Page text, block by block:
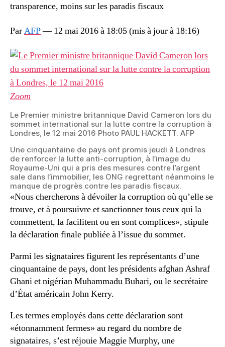
transparence, moins sur les paradis fiscaux
ParAFP—12 mai 2016 à 18:05(mis à jour à 18:16)
Zoom
Le Premier ministre britannique David Cameron lors du
sommet international sur la lutte contre la corruption à
Londres, le 12 mai 2016 Photo PAUL HACKETT. AFP
Une cinquantaine de pays ont promis jeudi à Londres
de renforcer la lutte anti-corruption, à l’image du
Royaume-Uni qui a pris des mesures contre l’argent
sale dans l’immobilier, les ONG regrettant néanmoins le
manque de progrès contre les paradis fiscaux.
«Nous chercherons à dévoiler la corruption où qu’elle se
trouve, et à poursuivre et sanctionner tous ceux qui la
commettent, la facilitent ou en sont complices», stipule
la déclaration finale publiée à l’issue du sommet.
Parmi les signataires figurent les représentants d’une
cinquantaine de pays, dont les présidents afghan Ashraf
Ghani et nigérian Muhammadu Buhari, ou le secrétaire
d’État américain John Kerry.
Les termes employés dans cette déclaration sont
«étonnamment fermes» au regard du nombre de
signataires, s’est réjouie Maggie Murphy, une